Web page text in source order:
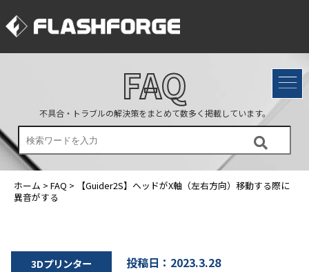
FAQ
不具合・トラブルの解決策をまとめて数多く掲載しています。
ホーム > FAQ >
【Guider2S】ヘッドがX軸（左右方向）移動する際に
異音がする
3Dプリンター
投稿日：2023.3.28